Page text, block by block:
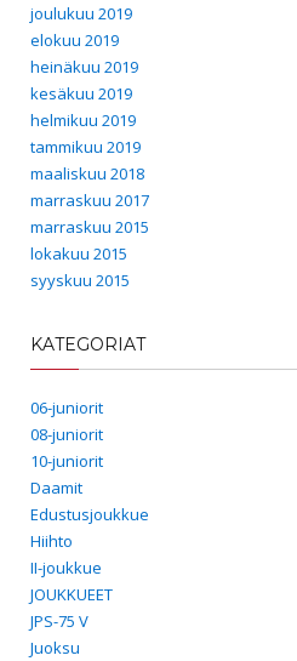
joulukuu 2019
elokuu 2019
heinäkuu 2019
kesäkuu 2019
helmikuu 2019
tammikuu 2019
maaliskuu 2018
marraskuu 2017
marraskuu 2015
lokakuu 2015
syyskuu 2015
KATEGORIAT
06-juniorit
08-juniorit
10-juniorit
Daamit
Edustusjoukkue
Hiihto
II-joukkue
JOUKKUEET
JPS-75 V
Juoksu